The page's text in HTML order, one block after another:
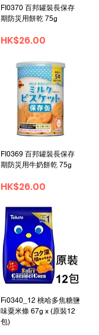
FI0370 百邦罐裝長保存
期防災用餅乾 75g
Price
HK$26.00
FI0369 百邦罐裝長保存
期防災用牛奶餅乾 75g
Price
HK$26.00
Fi0340_12 桃哈多焦糖鹽
味粟米條 67g x (原裝12
包)